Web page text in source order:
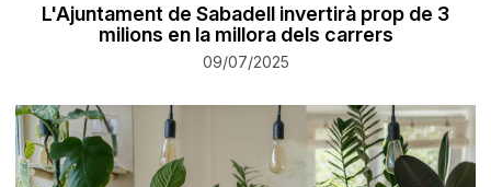
L'Ajuntament de Sabadell invertirà prop de 3
milions en la millora dels carrers
09/07/2025